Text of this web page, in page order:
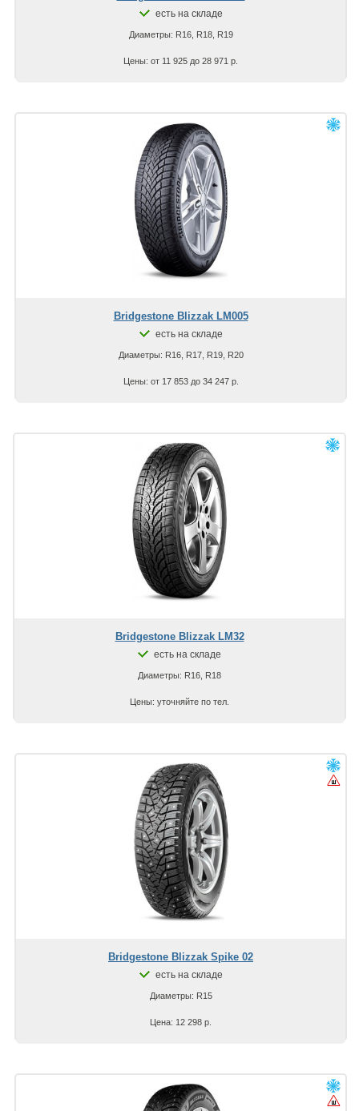
есть на складе
Диаметры: R16, R18, R19
Цены: от 11 925 до 28 971 р.
Bridgestone Blizzak LM005
есть на складе
Диаметры: R16, R17, R19, R20
Цены: от 17 853 до 34 247 р.
Bridgestone Blizzak LM32
есть на складе
Диаметры: R16, R18
Цены: уточняйте по тел.
Bridgestone Blizzak Spike 02
есть на складе
Диаметры: R15
Цена: 12 298 р.